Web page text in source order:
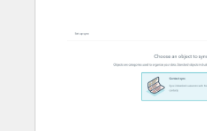
przeglądać